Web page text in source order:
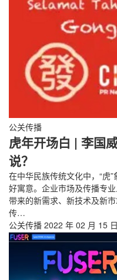
公关传播
虎年开场白 | 李国
说？
在中华民族传统文化中，“虎
好寓意。企业市场及传播专
带来的新需求、新技术及新
传…
公关传播 2022 年 02 月 15 日